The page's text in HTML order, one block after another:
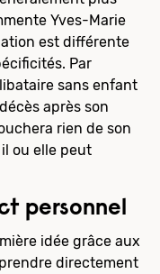
Yves-Marie
est différente
Par
sans enfant
après son
rien de son
ou elle peut
personnel
idée grâce aux
directement